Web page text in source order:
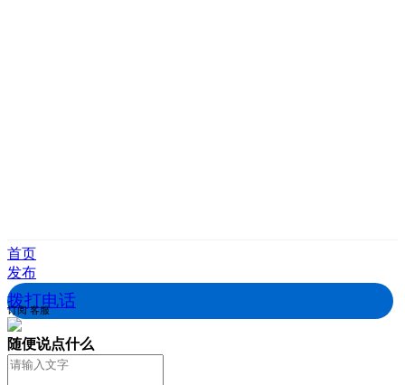
首页
发布
拨打电话
订阅 客服
随便说点什么